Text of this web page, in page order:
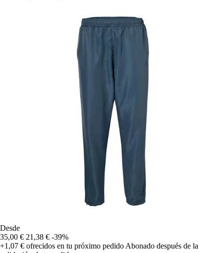
Desde
35,00 € 21,38 € -39%
+1,07 € ofrecidos en tu próximo pedido Abonado después de la